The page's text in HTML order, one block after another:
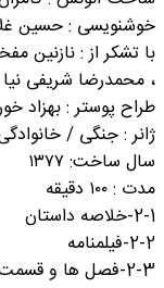
خوشنویسی : حسین
با تشکر از : نازنین
، محمدرضا شریفی
طراح پوستر : بهزاد
ژانر : جنگی /
سال ساخت: ۱۳۷۷
مدت : ۱۰۰ دقیقه
2-1-خلاصه داستان
2-2-فیلمنامه
2-3-فصل ها و قسمت ها